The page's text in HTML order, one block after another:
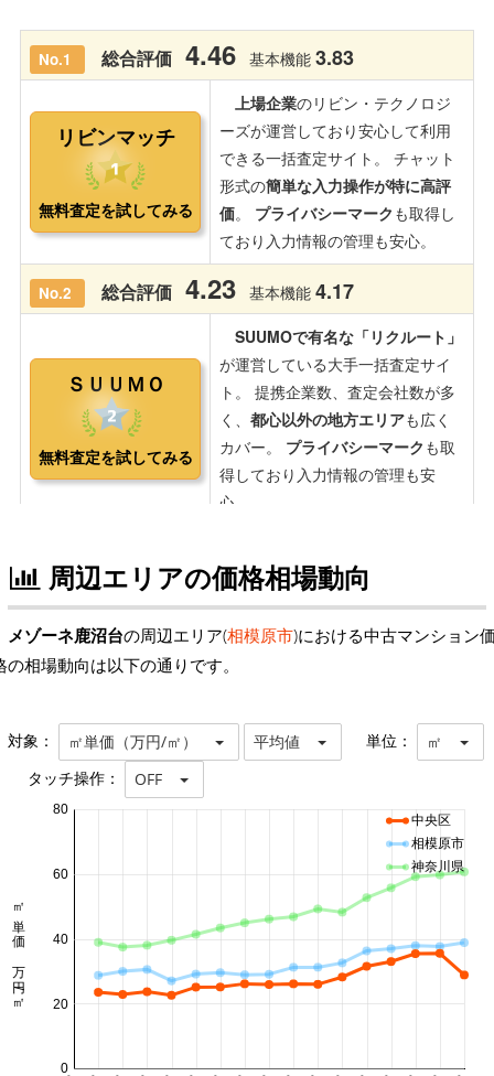
周辺エリアの価格相場動向
メゾーネ鹿沼台の周辺エリア(相模原市)における中古マンション
の相場動向は以下の通りです。
対象： ㎡単価（万円/㎡） 平均値 単位： ㎡
タッチ操作： OFF
0
20
40
60
80
㎡単価 万円/㎡
中央区
相模原市
神奈川県